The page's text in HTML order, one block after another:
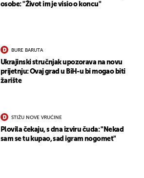
osobe: "Život im je visio o koncu"
BURE BARUTA
Ukrajinski stručnjak upozorava na novu
prijetnju: Ovaj grad u BiH-u bi mogao biti
žarište
STIŽU NOVE VRUĆINE
Plovila čekaju, s dna izviru čuda: "Nekad
sam se tu kupao, sad igram nogomet"